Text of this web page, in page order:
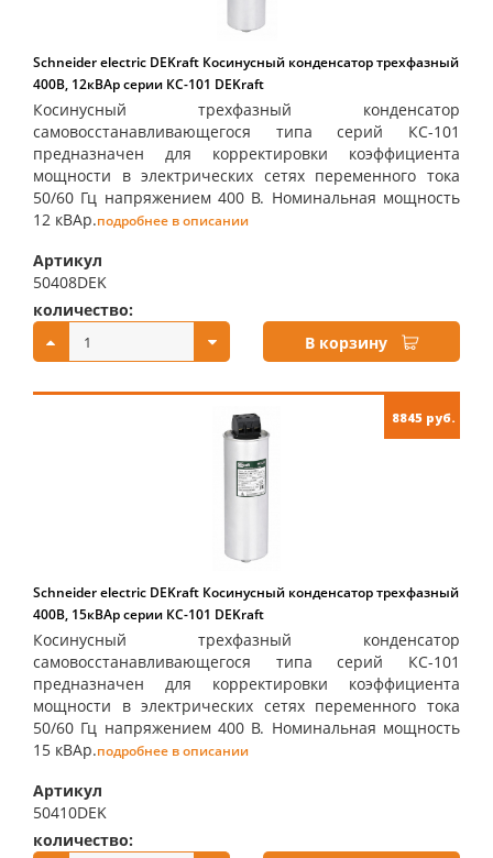
Schneider electric DEKraft Косинусный конденсатор трехфазный
400В, 12кВАр серии КС-101 DEKraft
Косинусный трехфазный конденсатор
самовосстанавливающегося типа серий КС-101
предназначен для корректировки коэффициента
мощности в электрических сетях переменного тока
50/60 Гц напряжением 400 В. Номинальная мощность
12 кВАр.подробнее в описании
Артикул
50408DEK
количество:
В корзину
8845 руб.
Schneider electric DEKraft Косинусный конденсатор трехфазный
400В, 15кВАр серии КС-101 DEKraft
Косинусный трехфазный конденсатор
самовосстанавливающегося типа серий КС-101
предназначен для корректировки коэффициента
мощности в электрических сетях переменного тока
50/60 Гц напряжением 400 В. Номинальная мощность
15 кВАр.подробнее в описании
Артикул
50410DEK
количество: